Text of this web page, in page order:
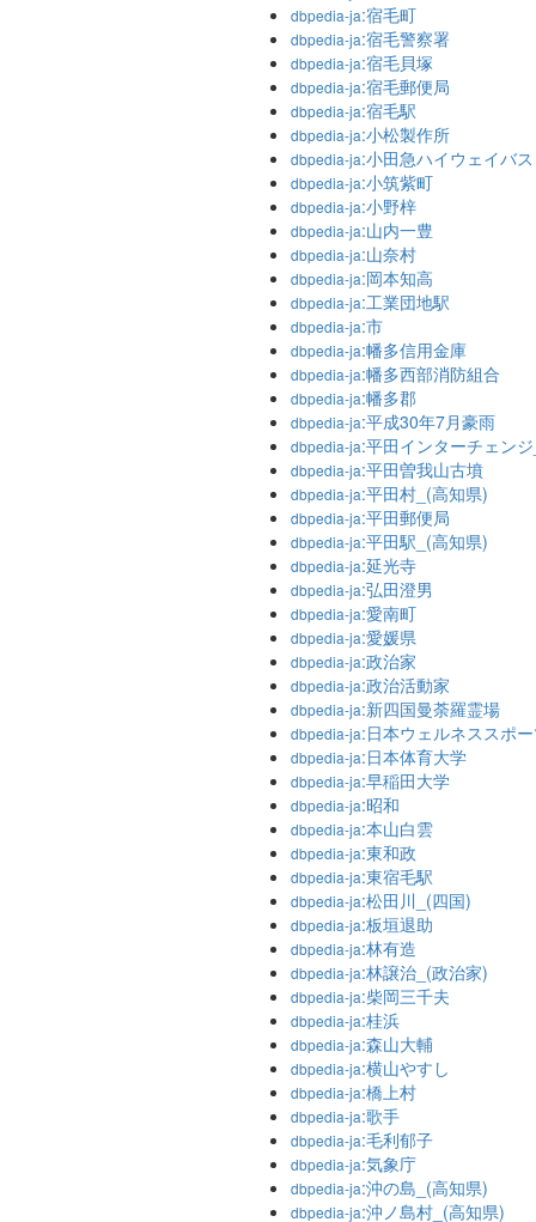
dbpedia-ja:宿毛町
dbpedia-ja:宿毛警察署
dbpedia-ja:宿毛貝塚
dbpedia-ja:宿毛郵便局
dbpedia-ja:宿毛駅
dbpedia-ja:小松製作所
dbpedia-ja:小田急ハイウェイバス
dbpedia-ja:小筑紫町
dbpedia-ja:小野梓
dbpedia-ja:山内一豊
dbpedia-ja:山奈村
dbpedia-ja:岡本知高
dbpedia-ja:工業団地駅
dbpedia-ja:市
dbpedia-ja:幡多信用金庫
dbpedia-ja:幡多西部消防組合
dbpedia-ja:幡多郡
dbpedia-ja:平成30年7月豪雨
dbpedia-ja:平田インターチェン
dbpedia-ja:平田曽我山古墳
dbpedia-ja:平田村_(高知県)
dbpedia-ja:平田郵便局
dbpedia-ja:平田駅_(高知県)
dbpedia-ja:延光寺
dbpedia-ja:弘田澄男
dbpedia-ja:愛南町
dbpedia-ja:愛媛県
dbpedia-ja:政治家
dbpedia-ja:政治活動家
dbpedia-ja:新四国曼荼羅霊場
dbpedia-ja:日本ウェルネススポ
dbpedia-ja:日本体育大学
dbpedia-ja:早稲田大学
dbpedia-ja:昭和
dbpedia-ja:本山白雲
dbpedia-ja:東和政
dbpedia-ja:東宿毛駅
dbpedia-ja:松田川_(四国)
dbpedia-ja:板垣退助
dbpedia-ja:林有造
dbpedia-ja:林譲治_(政治家)
dbpedia-ja:柴岡三千夫
dbpedia-ja:桂浜
dbpedia-ja:森山大輔
dbpedia-ja:横山やすし
dbpedia-ja:橋上村
dbpedia-ja:歌手
dbpedia-ja:毛利郁子
dbpedia-ja:気象庁
dbpedia-ja:沖の島_(高知県)
dbpedia-ja:沖ノ島村_(高知県)